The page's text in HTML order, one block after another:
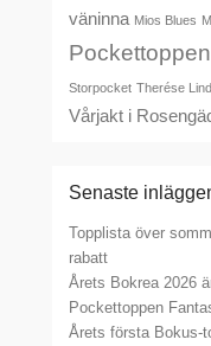
väninna Mios Blues
Pockettoppen
Storpocket Therése
Vårjakt i
Senaste
Topplista över
rabatt
Årets Bokrea 2026
Pockettoppen
Årets första Bokus-